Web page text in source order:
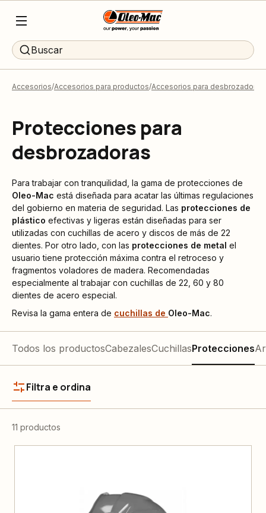
Buscar
Accesorios Accesorios para productos Accesorios para desbrozadoras
Protecciones para
desbrozadoras
Para trabajar con tranquilidad, la gama de protecciones de
Oleo-Mac está diseñada para acatar las últimas regulaciones
del gobierno en materia de seguridad. Las protecciones de
plástico efectivas y ligeras están diseñadas para ser
utilizadas con cuchillas de acero y discos de más de 22
dientes. Por otro lado, con las protecciones de metal el
usuario tiene protección máxima contra el retroceso y
fragmentos voladores de madera. Recomendadas
especialmente al trabajar con cuchillas de 22, 60 y 80
dientes de acero especial.
Revisa la gama entera de cuchillas de Oleo-Mac.
Todos los productosCabezalesCuchillasProtecciones
Filtra e ordina
11 productos